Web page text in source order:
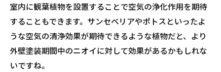
室内に観葉植物を設置することで空気の浄化作用を期待
することもできます。サンセベリアやポトスといったよ
うな空気の清浄効果が期待できるような植物だと、より
外壁塗装期間中のニオイに対して効果があるかもしれな
いですね。